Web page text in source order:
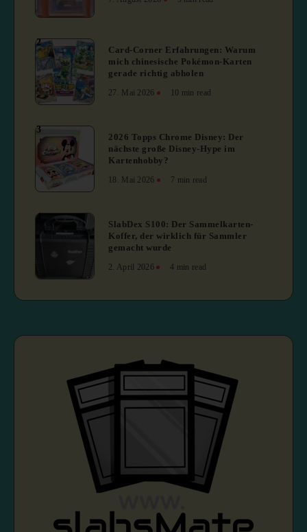
2
Card-Corner Erfahrungen: Warum
mich chinesische Pokémon-Karten
gerade richtig abholen
27. Mai 2026 10 min read
3
2026 Topps Chrome Disney: Der
nächste große Disney-Hype im
Kartenhobby?
18. Mai 2026 7 min read
4
SlabDex S100: Der Sammelkarten-
Koffer, der wirklich für Sammler
gemacht wurde
2. April 2026 4 min read